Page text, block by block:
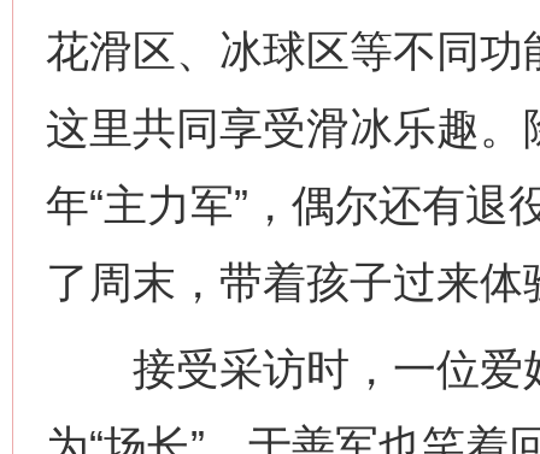
花滑区、冰球区等不同
这里共同享受滑冰乐趣
年“主力军”，偶尔还有退
了周末，带着孩子过来
接受采访时，一位爱
网上购药对药下症？